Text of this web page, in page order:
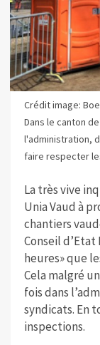
Crédit image:
Dans le canton
l'administration,
faire respecter
La très vive
Unia Vaud à
chantiers
Conseil d’Etat
heures» que
Cela malgré
fois dans
syndicats. En
inspections.